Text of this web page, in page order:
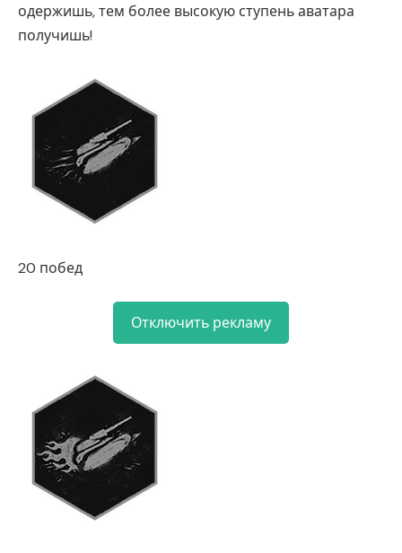
одержишь, тем более высокую ступень аватара
получишь!
20 побед
Отключить рекламу